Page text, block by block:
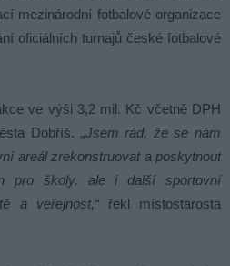
mezinárodní fotbalové organizace
oficiálních turnajů české fotbalové
ve výši 3,2 mil. Kč včetně DPH
Dobříš. „Jsem rád, že se nám
areál zrekonstruovat a poskytnout
pro školy, ale i další sportovní
a veřejnost,“ řekl místostarosta